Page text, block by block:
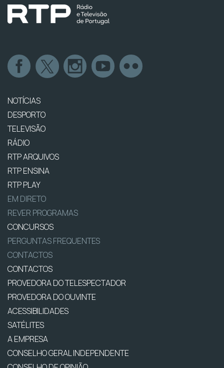
NOTÍCIAS
DESPORTO
TELEVISÃO
RÁDIO
RTP ARQUIVOS
RTP ENSINA
RTP PLAY
EM DIRETO
REVER PROGRAMAS
CONCURSOS
PERGUNTAS FREQUENTES
CONTACTOS
CONTACTOS
PROVEDORA DO TELESPECTADOR
PROVEDORA DO OUVINTE
ACESSIBILIDADES
SATÉLITES
A EMPRESA
CONSELHO GERAL INDEPENDENTE